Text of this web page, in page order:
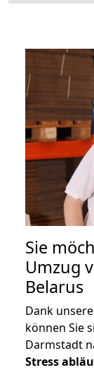
Sie
Umzug
Belarus
Dank
können Sie
Darmstadt
Stress